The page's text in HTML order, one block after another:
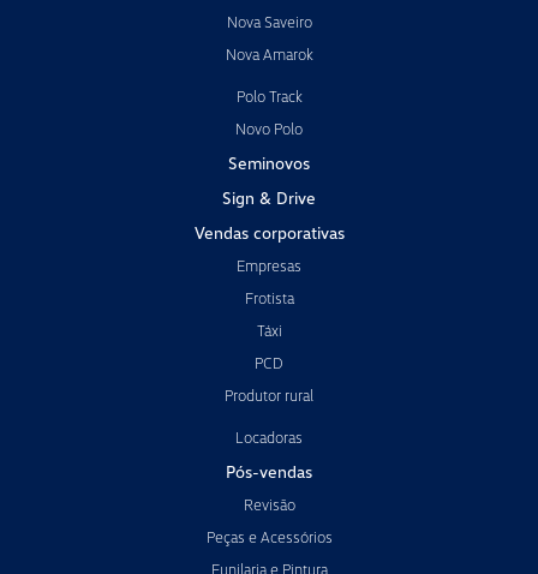
Nova Saveiro
Nova Amarok
Polo Track
Novo Polo
Seminovos
Sign & Drive
Vendas corporativas
Empresas
Frotista
Táxi
PCD
Produtor rural
Locadoras
Pós-vendas
Revisão
Peças e Acessórios
Funilaria e Pintura